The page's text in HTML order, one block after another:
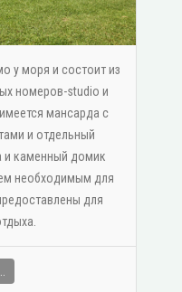
у моря и состоит из
номеров-studio и
мансарда с
и отдельный
каменный домик
необходимым для
для